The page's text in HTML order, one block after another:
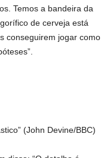
Temos a bandeira da
de cerveja está
conseguirem jogar como
(John Devine/BBC)